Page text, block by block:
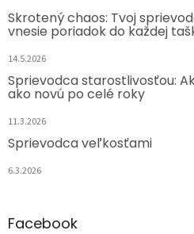
Skrotený chaos: Tvoj
vnesie poriadok do každej
14.5.2026
Sprievodca starostlivosťou:
ako novú po celé roky
11.3.2026
Sprievodca veľkosťami
6.3.2026
Facebook